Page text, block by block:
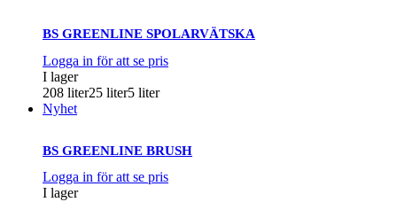
BS GREENLINE SPOLARVÄTSKA
Logga in för att se pris
I lager
208 liter25 liter5 liter
Nyhet
BS GREENLINE BRUSH
Logga in för att se pris
I lager